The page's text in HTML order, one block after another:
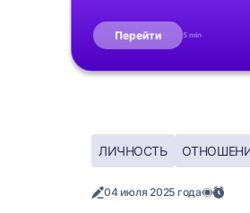
Перейти 5 min
ЛИЧНОСТЬ
04 июля 2025 года